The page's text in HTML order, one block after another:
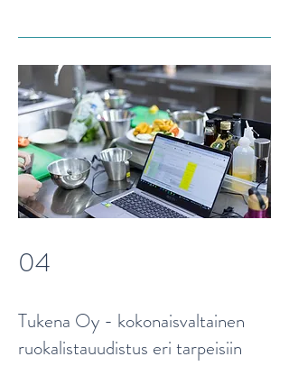
04
Tukena Oy - kokonaisvaltainen
ruokalistauudistus eri tarpeisiin